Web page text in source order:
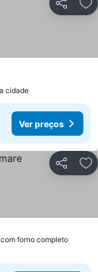
Partilhar
cidade
Ver preços
Partilhar
forno completoVer